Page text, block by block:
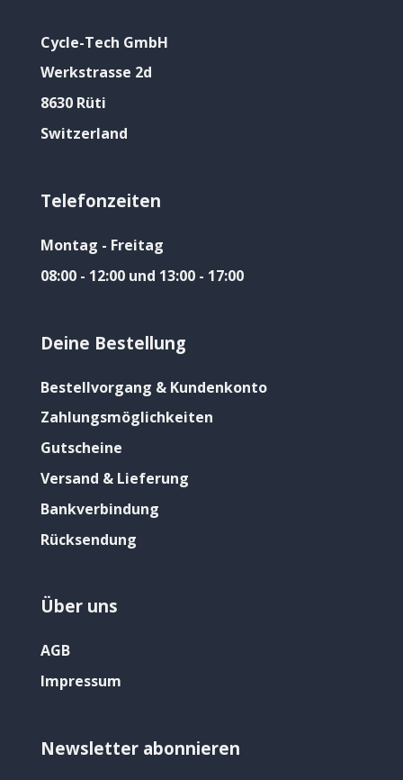
Cycle-Tech GmbH
Werkstrasse 2d
8630 Rüti
Switzerland
Telefonzeiten
Montag - Freitag
08:00 - 12:00 und 13:00 - 17:00
Deine Bestellung
Bestellvorgang & Kundenkonto
Zahlungsmöglichkeiten
Gutscheine
Versand & Lieferung
Bankverbindung
Rücksendung
Über uns
AGB
Impressum
Newsletter abonnieren